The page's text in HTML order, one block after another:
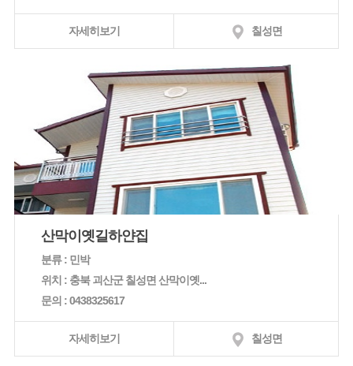
자세히보기 칠성면
산막이옛길하얀집
분류 : 민박
위치 : 충북 괴산군 칠성면 산막이옛...
문의 : 0438325617
자세히보기 칠성면